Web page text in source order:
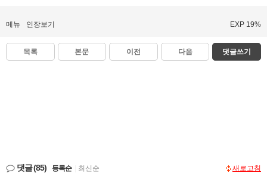
메뉴 인장보기 EXP 19%
목록 본문 이전 다음 댓글쓰기
댓글(85) 등록순 최신순 새로고침